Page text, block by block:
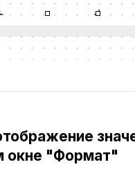
окне "Формат"